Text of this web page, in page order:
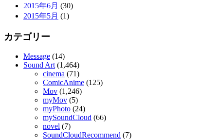
2015年6月 (30)
2015年5月 (1)
カテゴリー
Message (14)
Sound Art(1,464)
cinema (71)
ComicAnime (125)
Mov (1,246)
myMov (5)
myPhoto (24)
mySoundCloud (66)
novel (7)
SoundCloudRecommend (7)